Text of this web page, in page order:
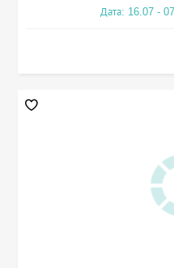
Дата: 16.07 -